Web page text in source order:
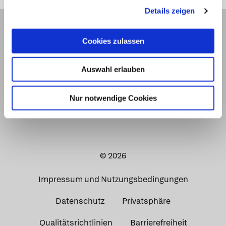
Details zeigen
Cookies zulassen
Auswahl erlauben
Nur notwendige Cookies
© 2026
Impressum und Nutzungsbedingungen
Datenschutz Privatsphäre
Qualitätsrichtlinien Barrierefreiheit